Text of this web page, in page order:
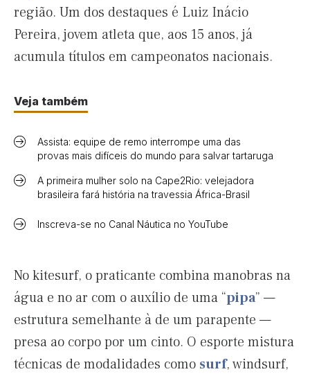
região. Um dos destaques é Luiz Inácio
Pereira, jovem atleta que, aos 15 anos, já
acumula títulos em campeonatos nacionais.
Veja também
Assista: equipe de remo interrompe uma das
provas mais difíceis do mundo para salvar tartaruga
A primeira mulher solo na Cape2Rio: velejadora
brasileira fará história na travessia África-Brasil
Inscreva-se no Canal Náutica no YouTube
No kitesurf, o praticante combina manobras na
água e no ar com o auxílio de uma “pipa” —
estrutura semelhante à de um parapente —
presa ao corpo por um cinto. O esporte mistura
técnicas de modalidades como surf, windsurf,